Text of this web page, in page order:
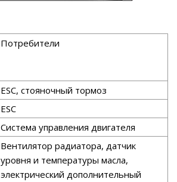
Потребители
ESC, стояночный тормоз
ESC
Система управления двигателя
Вентилятор радиатора, датчик
уровня и температуры масла,
электрический дополнительный